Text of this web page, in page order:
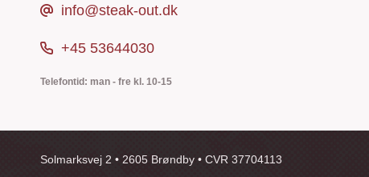
info@steak-out.dk
+45 53644030
Telefontid: man - fre kl. 10-15
Solmarksvej 2 • 2605 Brøndby • CVR 37704113